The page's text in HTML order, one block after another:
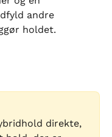
andre
holdet.
direkte,